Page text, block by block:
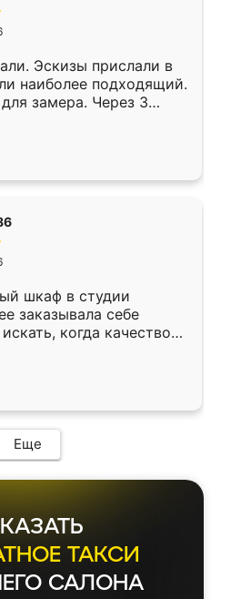
Эскизы прислали в
наиболее подходящий.
замера. Через 3
готова. Остались
Спасибо Ренессанс
работу!
шкаф в студии
заказывала себе
когда качеством
кухня уже почти
нет.
Еще
ТАКСИ
САЛОНА